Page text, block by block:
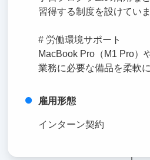
習得する制度を設けていま
# 労働環境サポート
MacBook Pro（M1 Pro）
業務に必要な備品を柔軟
雇用形態
インターン契約